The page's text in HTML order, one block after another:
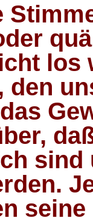
los
den
sind